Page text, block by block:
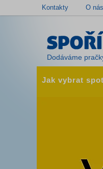
Kontakty O nás
Dodáváme
Jak vybrat